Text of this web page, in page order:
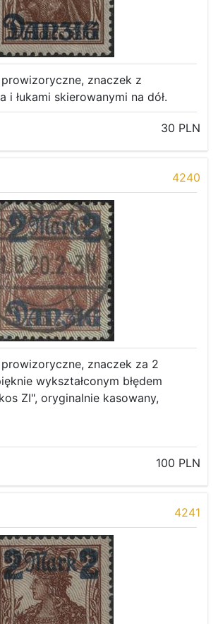
znaczek z
i łukami skierowanymi na dół.
30 PLN
4240
znaczek za 2
wykształconym błędem
ZI", oryginalnie kasowany,
100 PLN
4241